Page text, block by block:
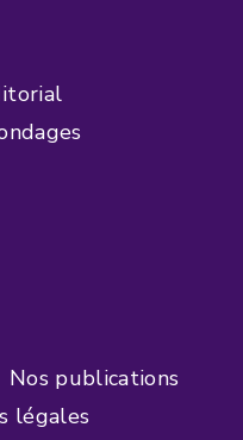
Nos publications
légales